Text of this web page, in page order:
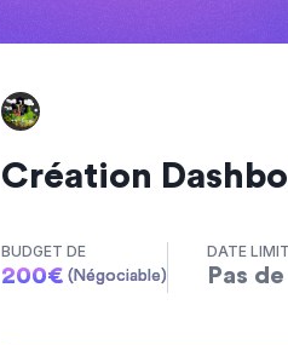
Création
BUDGET DE
200€ (Négociable)
DATE
Pas